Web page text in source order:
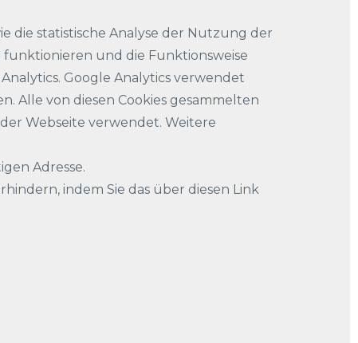
die statistische Analyse der Nutzung der
und die Funktionsweise
Google Analytics verwendet
Alle von diesen Cookies gesammelten
Webseite verwendet. Weitere
Adresse.
indem Sie das über diesen Link